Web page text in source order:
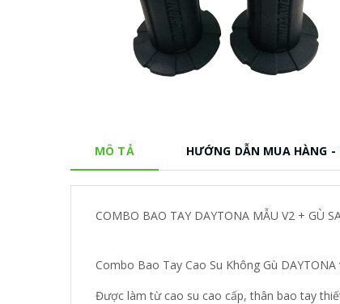
MÔ TẢ HƯỚNG DẪN MUA HÀNG
COMBO BAO TAY DAYTONA MẪU V2 + GÙ
Combo Bao Tay Cao Su Không Gù
Được làm từ cao su cao cấp, thân bao tay